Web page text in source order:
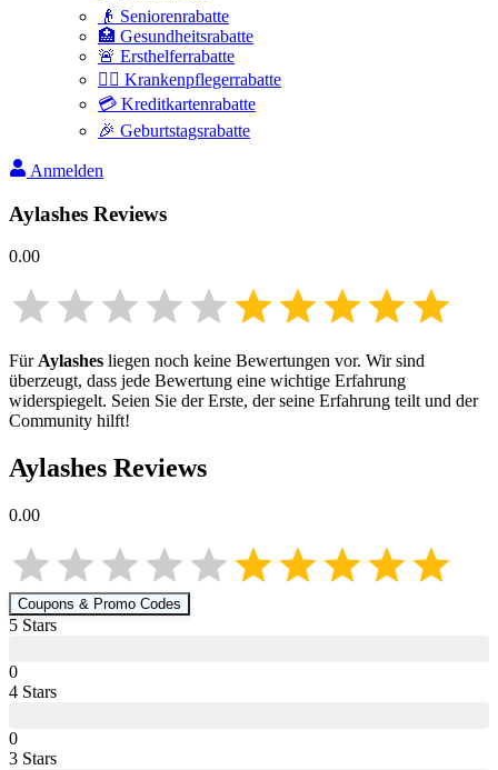
👴 Seniorenrabatte
🏥 Gesundheitsrabatte
🚨 Ersthelferrabatte
👩‍⚕️ Krankenpflegerrabatte
💳 Kreditkartenrabatte
🎉 Geburtstagsrabatte
Anmelden
Aylashes Reviews
0.00
FürAylashes liegen noch keine Bewertungen vor. Wir sind
überzeugt, dass jede Bewertung eine wichtige Erfahrung
widerspiegelt. Seien Sie der Erste, der seine Erfahrung teilt und der
Community hilft!
Aylashes Reviews
0.00
Coupons & Promo Codes
5 Stars
0
4 Stars
0
3 Stars